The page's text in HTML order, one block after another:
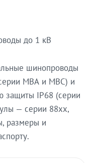
до 1 кВ
шинопроводы
МВА и МВС) и
защиты IP68 (серии
— серии 88xx,
размеры и